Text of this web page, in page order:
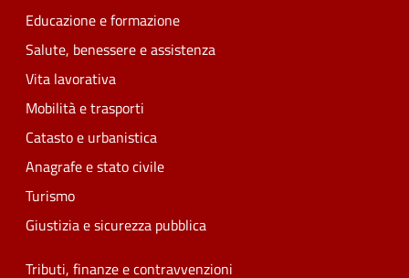
Educazione e formazione
Salute, benessere e assistenza
Vita lavorativa
Mobilità e trasporti
Catasto e urbanistica
Anagrafe e stato civile
Turismo
Giustizia e sicurezza pubblica
Tributi, finanze e contravvenzioni